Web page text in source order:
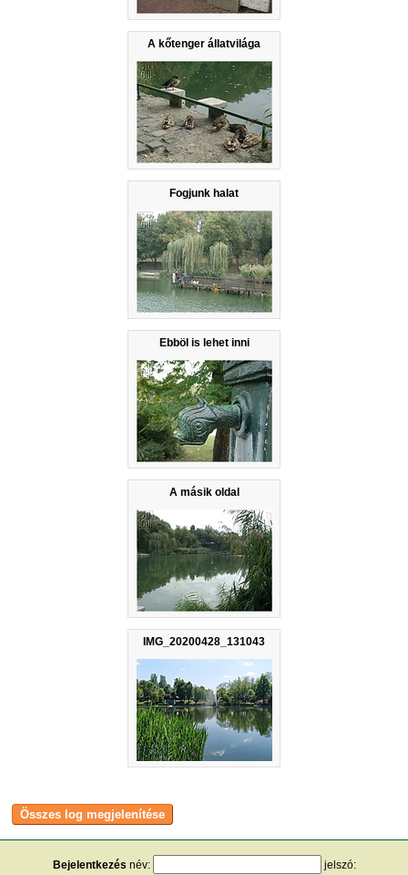
A kőtenger állatvilága
Fogjunk halat
Ebböl is lehet inni
A másik oldal
IMG_20200428_131043
Bejelentkezés név: jelszó: